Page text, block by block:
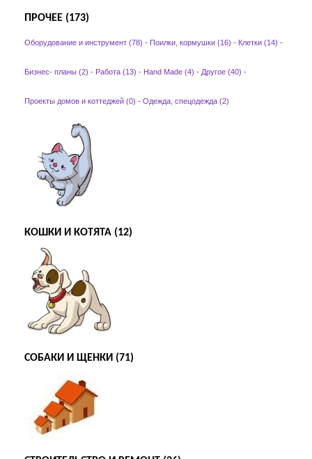
ПРОЧЕЕ (173)
Оборудование и инструмент (78) - Поилки, кормушки (16) - Клетки (14) -
Бизнес- планы (2) - Работа (13) - Hand Made (4) - Другое (40) -
Проекты домов и коттеджей (0) - Одежда, спецодежда (2)
КОШКИ И КОТЯТА (12)
СОБАКИ И ЩЕНКИ (71)